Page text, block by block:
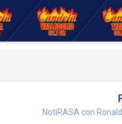
NotiRASA con